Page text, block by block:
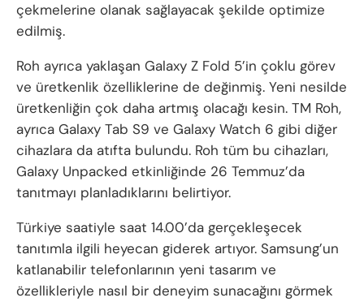
çekmelerine olanak sağlayacak şekilde optimize
edilmiş.
Roh ayrıca yaklaşan Galaxy Z Fold 5’in çoklu görev
ve üretkenlik özelliklerine de değinmiş. Yeni nesilde
üretkenliğin çok daha artmış olacağı kesin. TM Roh,
ayrıca Galaxy Tab S9 ve Galaxy Watch 6 gibi diğer
cihazlara da atıfta bulundu. Roh tüm bu cihazları,
Galaxy Unpacked etkinliğinde 26 Temmuz’da
tanıtmayı planladıklarını belirtiyor.
Türkiye saatiyle saat 14.00’da gerçekleşecek
tanıtımla ilgili heyecan giderek artıyor. Samsung’un
katlanabilir telefonlarının yeni tasarım ve
özellikleriyle nasıl bir deneyim sunacağını görmek